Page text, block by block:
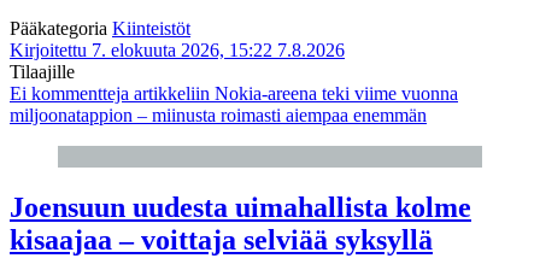
Pääkategoria Kiinteistöt
Kirjoitettu 7. elokuuta 2026, 15:22 7.8.2026
Tilaajille
Ei kommentteja artikkeliin Nokia-areena teki viime vuonna
miljoonatappion – miinusta roimasti aiempaa enemmän
Joensuun uudesta uimahallista kolme
kisaajaa – voittaja selviää syksyllä